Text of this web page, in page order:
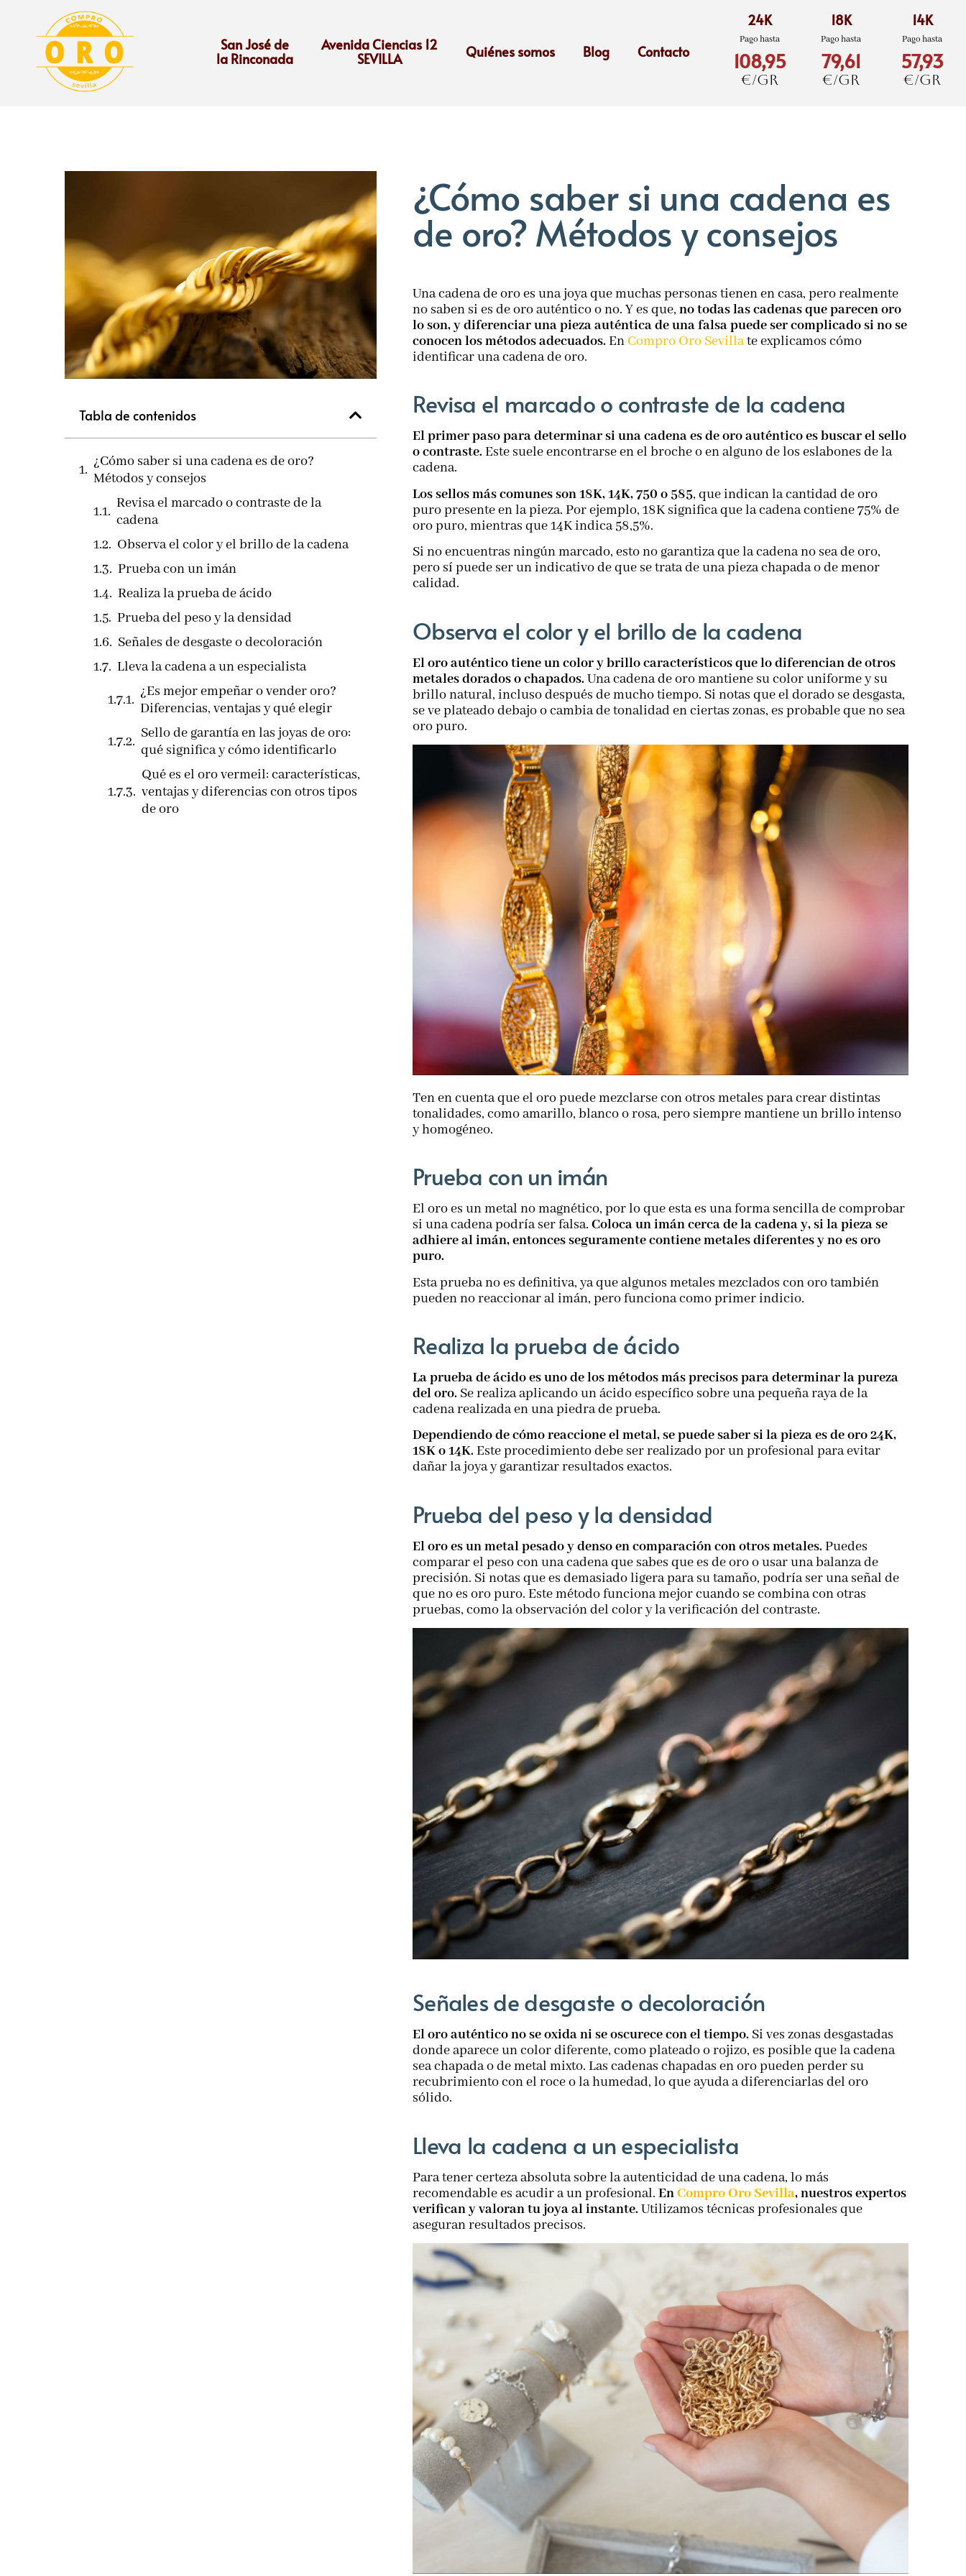
San José de
la Rinconada
Avenida Ciencias 12
SEVILLA
Quiénes somos Blog Contacto
24K
Pago hasta
108,95
€/gr
18K
Pago hasta
79,61
€/gr
14K
Pago hasta
57,93
€/gr
Tabla de contenidos
¿Cómo saber si una cadena es de oro?
Métodos y consejos
Revisa el marcado o contraste de la
cadena
Observa el color y el brillo de la cadena
Prueba con un imán
Realiza la prueba de ácido
Prueba del peso y la densidad
Señales de desgaste o decoloración
Lleva la cadena a un especialista
¿Es mejor empeñar o vender oro?
Diferencias, ventajas y qué elegir
Sello de garantía en las joyas de oro:
qué significa y cómo identificarlo
Qué es el oro vermeil: características,
ventajas y diferencias con otros tipos
de oro
¿Cómo saber si una cadena es
de oro? Métodos y consejos
Una cadena de oro es una joya que muchas personas tienen en casa, pero realmente
no saben si es de oro auténtico o no. Y es que, no todas las cadenas que parecen oro
lo son, y diferenciar una pieza auténtica de una falsa puede ser complicado si no se
conocen los métodos adecuados.En Compro Oro Sevillate explicamos cómo
identificar una cadena de oro.
Revisa el marcado o contraste de la cadena
El primer paso para determinar si una cadena es de oro auténtico es buscar el sello
o contraste.Este suele encontrarse en el broche o en alguno de los eslabones de la
cadena.
Los sellos más comunes son 18K, 14K, 750 o 585, que indican la cantidad de oro
puro presente en la pieza. Por ejemplo, 18K significa que la cadena contiene 75% de
oro puro, mientras que 14K indica 58,5%.
Si no encuentras ningún marcado, esto no garantiza que la cadena no sea de oro,
pero sí puede ser un indicativo de que se trata de una pieza chapada o de menor
calidad.
Observa el color y el brillo de la cadena
El oro auténtico tiene un color y brillo característicos que lo diferencian de otros
metales dorados o chapados.Una cadena de oro mantiene su color uniforme y su
brillo natural, incluso después de mucho tiempo. Si notas que el dorado se desgasta,
se ve plateado debajo o cambia de tonalidad en ciertas zonas, es probable que no sea
oro puro.
Ten en cuenta que el oro puede mezclarse con otros metales para crear distintas
tonalidades, como amarillo, blanco o rosa, pero siempre mantiene un brillo intenso
y homogéneo.
Prueba con un imán
El oro es un metal no magnético, por lo que esta es una forma sencilla de comprobar
si una cadena podría ser falsa. Coloca un imán cerca de la cadena y, si la pieza se
adhiere al imán, entonces seguramente contiene metales diferentes y no es oro
puro.
Esta prueba no es definitiva, ya que algunos metales mezclados con oro también
pueden no reaccionar al imán, pero funciona como primer indicio.
Realiza la prueba de ácido
La prueba de ácido es uno de los métodos más precisos para determinar la pureza
del oro. Se realiza aplicando un ácido específico sobre una pequeña raya de la
cadena realizada en una piedra de prueba.
Dependiendo de cómo reaccione el metal, se puede saber si la pieza es de oro 24K,
18K o 14K.Este procedimiento debe ser realizado por un profesional para evitar
dañar la joya y garantizar resultados exactos.
Prueba del peso y la densidad
El oro es un metal pesado y denso en comparación con otros metales.Puedes
comparar el peso con una cadena que sabes que es de oro o usar una balanza de
precisión. Si notas que es demasiado ligera para su tamaño, podría ser una señal de
que no es oro puro. Este método funciona mejor cuando se combina con otras
pruebas, como la observación del color y la verificación del contraste.
Señales de desgaste o decoloración
El oro auténtico no se oxida ni se oscurece con el tiempo. Si ves zonas desgastadas
donde aparece un color diferente, como plateado o rojizo, es posible que la cadena
sea chapada o de metal mixto. Las cadenas chapadas en oro pueden perder su
recubrimiento con el roce o la humedad, lo que ayuda a diferenciarlas del oro
sólido.
Lleva la cadena a un especialista
Para tener certeza absoluta sobre la autenticidad de una cadena, lo más
recomendable es acudir a un profesional. EnCompro Oro Sevilla, nuestros expertos
verifican y valoran tu joya al instante.Utilizamos técnicas profesionales que
aseguran resultados precisos.